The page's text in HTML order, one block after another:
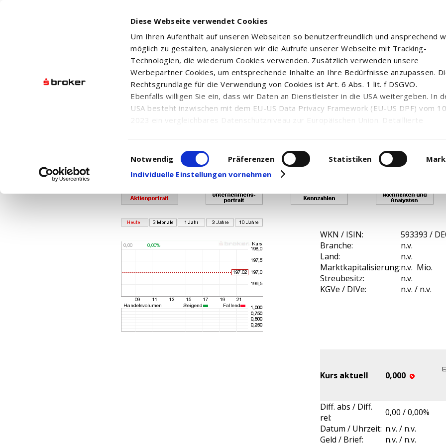
Diese Webseite verwendet Cookies
Um Ihren Aufenthalt auf unseren Webseiten so benutzerfreundlich und ansprechend
möglich zu gestalten, analysieren wir die Aufrufe unserer Webseite mit Tracking-
Technologien, die wiederum Cookies verwenden. Zusätzlich verwenden unsere
Werbepartner Cookies, um entsprechende Inhalte an Ihre Bedürfnisse anzupassen.
Rechtsgrundlage für die Verwendung von Cookies ist Art. 6 Abs. 1 lit. f DSGVO.
Ebenfalls willigen Sie ein, dass wir Daten an Dienstleister in die USA weitergeben. In
USA besteht inzwischen mit dem EU-US Data Privacy Framework (EU-US DPF) vom
2023 ein vergleichbares Datenschutzniveau zur Europäischen Union. Detaillierte
in den USA, finden Sie auf unserer Seite zumDatenschutz. Dort können Sie Ihre
Einwilligung auch jederzeit widerrufen oder anpassen.
Einwilligungsauswahl
Notwendig Präferenzen Statistiken
Individuelle Einstellungen vornehmen
Ihr Kontingent für den Abruf von Realtimekursen ist verbraucht, so dass Ihnen
Bei Fragen wenden Sie sich bitte an die Top Trader - Hotline unter 0800
ISHARES CORE DAX® UCITS ETF (DE) - EU...
WKN / ISIN:
593393 /
Branche:
n.v.
Land:
n.v.
Marktkapitalisierung:n.v. Mio.
Streubesitz:
n.v.
KGVe / DIVe:
n.v. / n.v.
Kurs aktuell 0,000
Diff. abs / Diff.
rel:
0,00 / 0,00%
Datum / Uhrzeit: n.v. / n.v.
Geld / Brief:
n.v. / n.v.